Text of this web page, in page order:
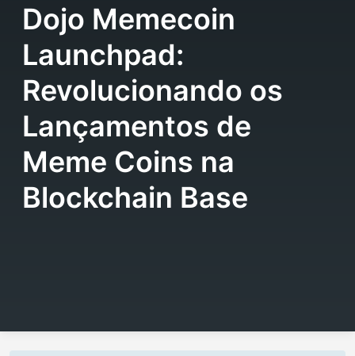
Dojo Memecoin
Launchpad:
Revolucionando os
Lançamentos de
Meme Coins na
Blockchain Base